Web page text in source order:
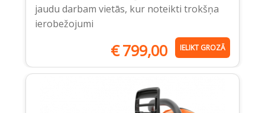
jaudu darbam vietās, kur noteikti trokšņa
ierobežojumi
€799,00 IELIKT GROZĀ